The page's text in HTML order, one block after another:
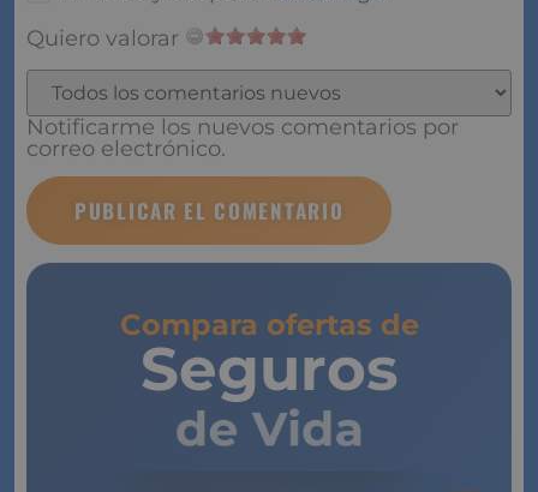
He leído y acepto el aviso legal
Quiero valorar
Notificarme los nuevos comentarios por correo
electrónico.
Compara ofertas de
Seguros